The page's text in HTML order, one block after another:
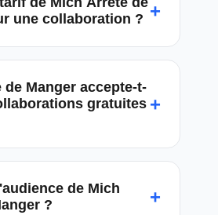
une collaboration ? +
de Manger accepte-t-
gratuites +
de Mich
?
+